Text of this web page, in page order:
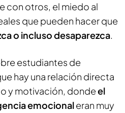
con otros, el miedo al
que pueden hacer que
o incluso desaparezca.
estudiantes de
hay una relación directa
y motivación, dondeel
emocionaleran muy